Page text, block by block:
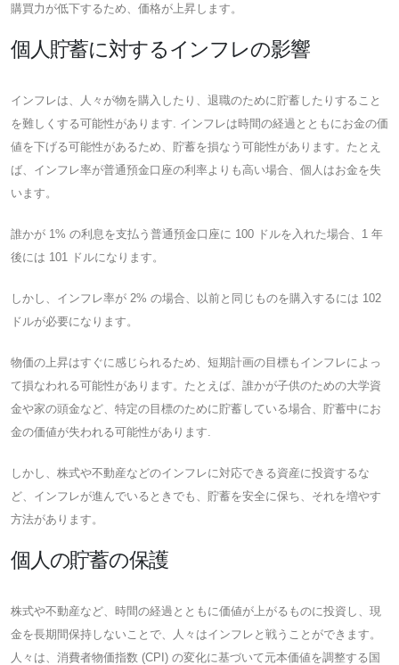
購買力が低下するため、価格が上昇します。
個人貯蓄に対するインフレの影響
インフレは、人々が物を購入したり、退職のために貯蓄したりすること
を難しくする可能性があります. インフレは時間の経過とともにお金の価
値を下げる可能性があるため、貯蓄を損なう可能性があります。たとえ
ば、インフレ率が普通預金口座の利率よりも高い場合、個人はお金を失
います。
誰かが 1% の利息を支払う普通預金口座に 100 ドルを入れた場合、1 年
後には 101 ドルになります。
しかし、インフレ率が 2% の場合、以前と同じものを購入するには 102
ドルが必要になります。
物価の上昇はすぐに感じられるため、短期計画の目標もインフレによっ
て損なわれる可能性があります。たとえば、誰かが子供のための大学資
金や家の頭金など、特定の目標のために貯蓄している場合、貯蓄中にお
金の価値が失われる可能性があります.
しかし、株式や不動産などのインフレに対応できる資産に投資するな
ど、インフレが進んでいるときでも、貯蓄を安全に保ち、それを増やす
方法があります。
個人の貯蓄の保護
株式や不動産など、時間の経過とともに価値が上がるものに投資し、現
金を長期間保持しないことで、人々はインフレと戦うことができます。
人々は、消費者物価指数 (CPI) の変化に基づいて元本価値を調整する国